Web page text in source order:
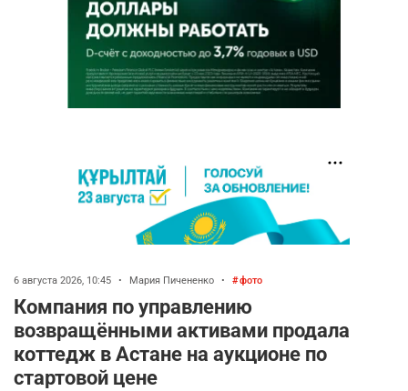
6 августа 2026, 10:45 • Мария Пичененко • фото
Компания по управлению
возвращёнными активами продала
коттедж в Астане на аукционе по
стартовой цене